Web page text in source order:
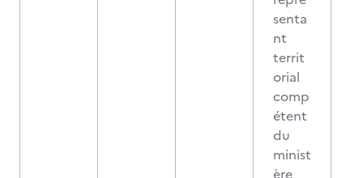
senta
nt
territ
orial
comp
étent
du
minist
ère